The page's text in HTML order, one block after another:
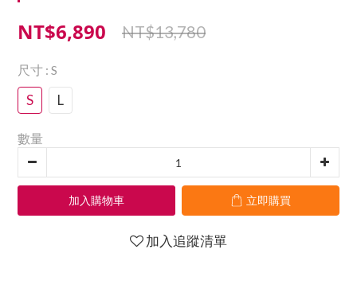
NT$6,890 NT$13,780
尺寸 : S
S L
數量
加入購物車 立即購買
加入追蹤清單